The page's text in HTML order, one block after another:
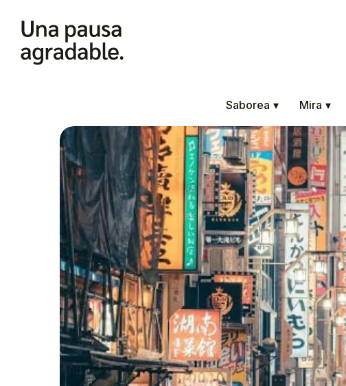
Saborea ▾ Mira ▾